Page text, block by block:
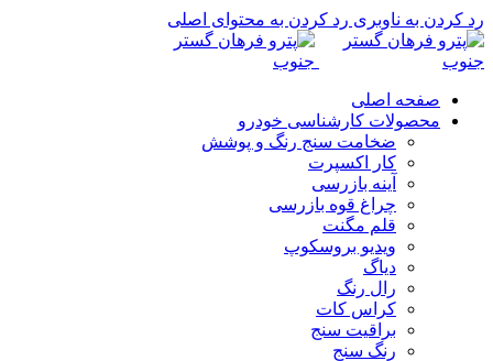
رد کردن به ناوبری رد کردن به محتوای اصلی
صفحه اصلی
محصولات کارشناسی خودرو
ضخامت سنج رنگ و پوشش
کار اکسپرت
آینه بازرسی
چراغ قوه بازرسی
قلم مگنت
ویدیو بروسکوپ
دیاگ
رال رنگ
کراس کات
براقیت سنج
رنگ سنج